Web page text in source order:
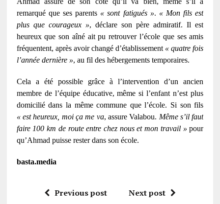
remarqué que ses parents « sont fatigués ». « Mon fils est
plus que courageux », déclare son père admiratif. Il est
heureux que son aîné ait pu retrouver l’école que ses amis
fréquentent, après avoir changé d’établissement « quatre fois
l’année dernière », au fil des hébergements temporaires.
Cela a été possible grâce à l’intervention d’un ancien
membre de l’équipe éducative, même si l’enfant n’est plus
domicilié dans la même commune que l’école. Si son fils
« est heureux, moi ça me va, assure Valabou. Même s’il faut
faire 100 km de route entre chez nous et mon travail » pour
qu’Ahmad puisse rester dans son école.
basta.media
Previous post Next post